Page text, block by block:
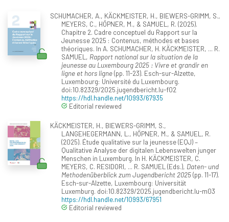
SCHUMACHER, A., KÄCKMEISTER, H., BIEWERS-GRIMM, S.,
MEYERS, C., HÖPNER, M., & SAMUEL, R. (2025).
Chapitre 2. Cadre conceptuel du Rapport sur la
Jeunesse 2025 : Contenus, méthodes et bases
théoriques. In A. SCHUMACHER, H. KÄCKMEISTER, ... R.
SAMUEL, Rapport national sur la situation de la
jeunesse au Luxembourg 2025 : Vivre et grandir en
ligne et hors ligne(pp. 11-23). Esch-sur-Alzette,
Luxembourg: Université du Luxembourg.
doi:10.82329/2025.jugendbericht.lu-f02
https://hdl.handle.net/10993/67935
Editorial reviewed
KÄCKMEISTER, H., BIEWERS-GRIMM, S.,
LANGEHEGERMANN, L., HÖPNER, M., & SAMUEL, R.
(2025). Étude qualitative sur la jeunesse (EQJ) –
Qualitative Analyse der digitalen Lebenswelten junger
Menschen in Luxemburg. In H. KÄCKMEISTER, C.
MEYERS, C. RESIDORI, ... R. SAMUEL (Eds.), Daten- und
Methodenüberblick zum Jugendbericht 2025(pp. 11-17).
Esch-sur-Alzette, Luxembourg: Universität
Luxemburg. doi:10.82329/2025.jugendbericht.lu-m03
https://hdl.handle.net/10993/67951
Editorial reviewed